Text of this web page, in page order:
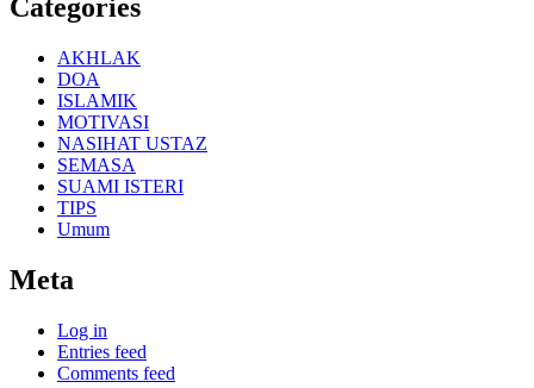
Categories
AKHLAK
DOA
ISLAMIK
MOTIVASI
NASIHAT USTAZ
SEMASA
SUAMI ISTERI
TIPS
Umum
Meta
Log in
Entries feed
Comments feed